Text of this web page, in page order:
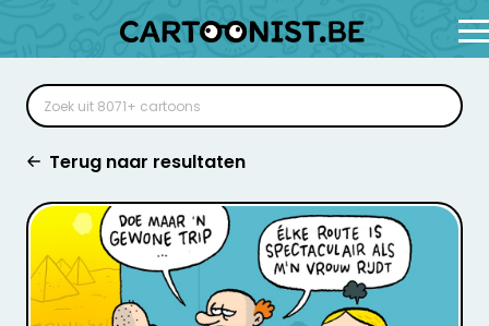
Terug naar resultaten